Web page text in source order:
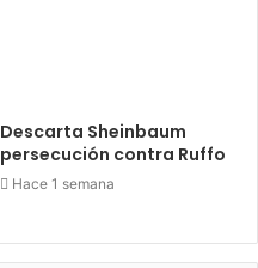
Descarta Sheinbaum
persecución contra Ruffo
Hace 1 semana